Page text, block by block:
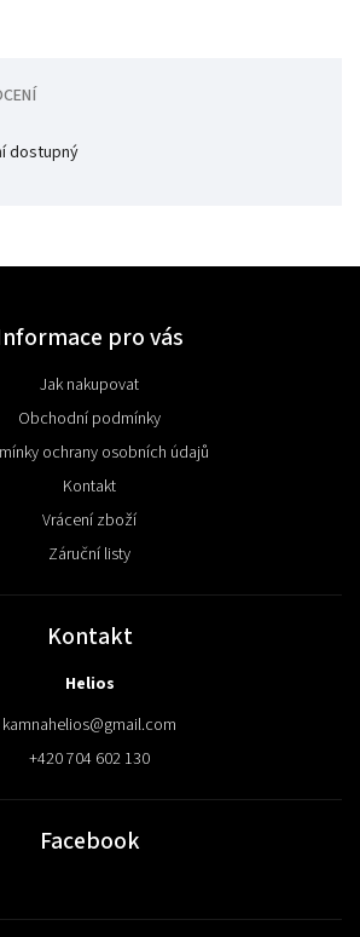
dostupný
pro vás
Jak nakupovat
Obchodní podmínky
ochrany osobních údajů
Kontakt
Vrácení zboží
Záruční listy
Kontakt
Helios
kamnahelios@gmail.com
+420 704 602 130
Facebook